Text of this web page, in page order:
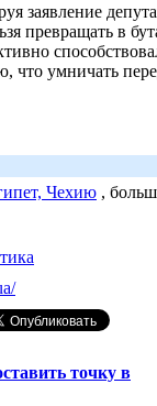
заявление
превращать в
умничать
Чехию ,
точку в